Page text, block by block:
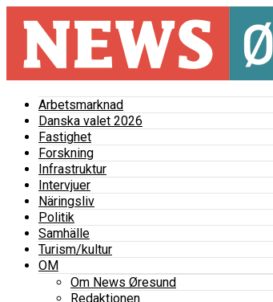
Arbetsmarknad
Danska valet 2026
Fastighet
Forskning
Infrastruktur
Intervjuer
Näringsliv
Politik
Samhälle
Turism/kultur
OM
Om News Øresund
Redaktionen